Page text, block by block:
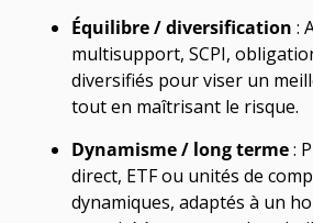
Équilibre / diversification :
multisupport, SCPI,
diversifiés pour viser un
tout en maîtrisant le risque.
Dynamisme / long terme:
direct, ETF ou unités de
dynamiques, adaptés à un